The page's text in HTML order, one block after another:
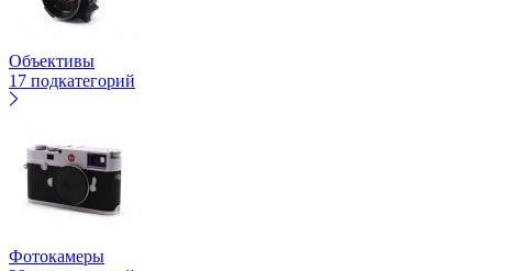
Объективы
17 подкатегорий
Фотокамеры